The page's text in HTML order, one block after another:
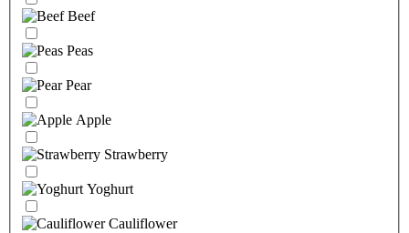
Beef
Peas
Pear
Apple
Strawberry
Yoghurt
Cauliflower